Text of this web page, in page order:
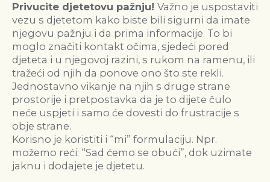
Privucite djetetovu pažnju! Važno je uspostaviti
vezu s djetetom kako biste bili sigurni da imate
njegovu pažnju i da prima informacije. To bi
moglo značiti kontakt očima, sjedeći pored
djeteta i u njegovoj razini, s rukom na ramenu, ili
tražeći od njih da ponove ono što ste rekli.
Jednostavno vikanje na njih s druge strane
prostorije i pretpostavka da je to dijete čulo
neće uspjeti i samo će dovesti do frustracije s
obje strane.
Korisno je koristiti i “mi” formulaciju. Npr.
možemo reći: “Sad ćemo se obući”, dok uzimate
jaknu i dodajete je djetetu.